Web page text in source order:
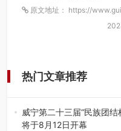
原文地址： https://
热门文章推荐
威宁第二十三届“民族团
将于8月12日开幕